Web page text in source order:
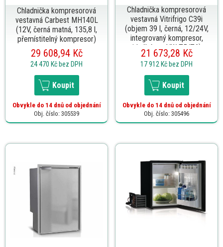
Chladnička kompresorová
vestavná Carbest MH140L
(12V, černá matná, 135,8 l,
přemístitelný kompresor)
29 608,94 Kč
24 470 Kč bez DPH
Koupit
Obvykle do 14 dnů od objednání
Obj. číslo: 305539
Chladnička kompresorová
vestavná Vitrifrigo C39i
(objem 39 l, černá, 12/24V,
integrovaný kompresor,
ideální pro VW T5/T6)
21 673,28 Kč
17 912 Kč bez DPH
Koupit
Obvykle do 14 dnů od objednání
Obj. číslo: 305496